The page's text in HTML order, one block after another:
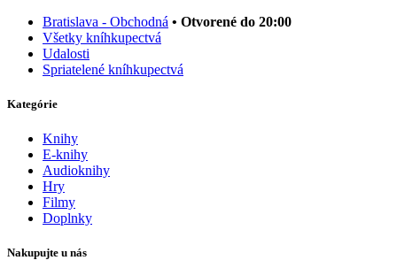
Bratislava - Obchodná • Otvorené do 20:00
Všetky kníhkupectvá
Udalosti
Spriatelené kníhkupectvá
Kategórie
Knihy
E-knihy
Audioknihy
Hry
Filmy
Doplnky
Nakupujte u nás